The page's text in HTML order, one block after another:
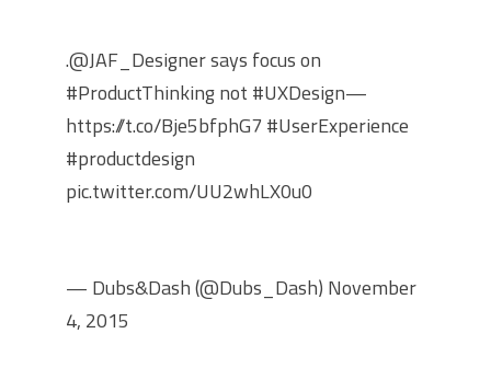
.@JAF_Designersays focus on
#ProductThinkingnot #UXDesign—
https://t.co/Bje5bfphG7 #UserExperience
#productdesign
pic.twitter.com/UU2whLX0u0
— Dubs&Dash (@Dubs_Dash) November
4, 2015